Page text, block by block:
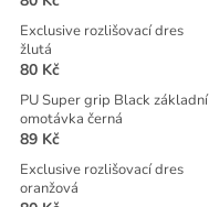
Exclusive rozlišovací dres
žlutá
80 Kč
PU Super grip Black základní
omotávka černá
89 Kč
Exclusive rozlišovací dres
oranžová